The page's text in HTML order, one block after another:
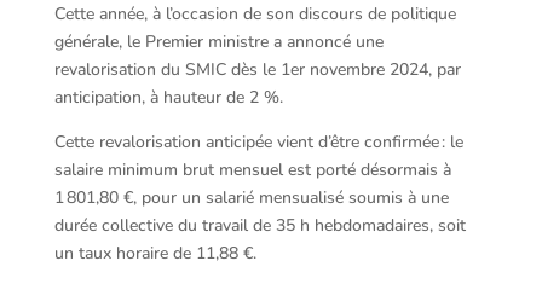
Cette année, à l’occasion de son discours de politique
générale, le Premier ministre a annoncé une
revalorisation du SMIC dès le 1er novembre 2024, par
anticipation, à hauteur de 2 %.
Cette revalorisation anticipée vient d’être confirmée : le
salaire minimum brut mensuel est porté désormais à
1 801,80 €, pour un salarié mensualisé soumis à une
durée collective du travail de 35 h hebdomadaires, soit
un taux horaire de 11,88 €.